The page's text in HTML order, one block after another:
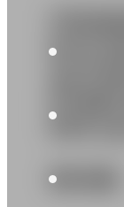
175/
M+S
99